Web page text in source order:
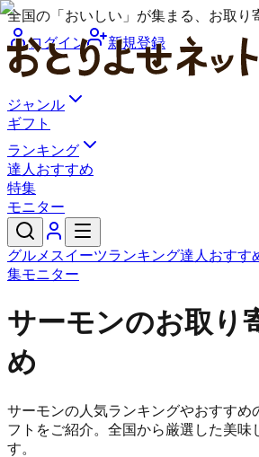
全国の「おいしい」が集まる、お取り
ログイン
新規登録
ジャンル
ギフト
ランキング
達人おすすめ
特集
モニター
グルメ スイーツランキング達人おすす
集モニター
サーモンのお取り
め
サーモンの人気ランキングやおすすめ
フトをご紹介。全国から厳選した美味
す。